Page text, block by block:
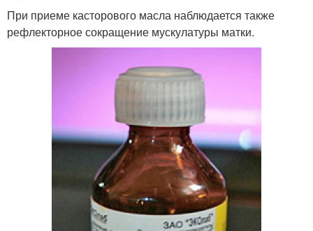
При приеме касторового масла наблюдается также
рефлекторное сокращение мускулатуры матки.